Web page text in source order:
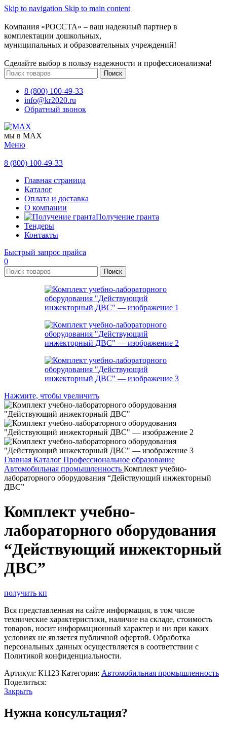
Skip to navigation Skip to main content
Компания «РОССТА» – ваш надежный партнер в
комплектации дошкольных,
муниципальных и образовательных учреждений!
Сделайте выбор в пользу надежности и профессионализма!
Поиск
8 (800) 100-49-33
info@kr2020.ru
Обратный звонок
мы в MAX
Меню
8 (800) 100-49-33
Главная страница
Каталог
Оплата и доставка
О компании
Получение гранта
Тендеры
Контакты
Быстрый запрос прайса
0
Поиск
Нажмите, чтобы увеличить
Главная Каталог Профессиональное образование
Автомобильная промышленность Комплект учебно-
лабораторного оборудования “Действующий инжекторный
ДВС”
Комплект учебно-
лабораторного оборудования
“Действующий инжекторный
ДВС”
получить кп
Вся представленная на сайте информация, в том числе
технические характеристики, наличие на складе, стоимость
товаров, носит информационный характер и ни при каких
условиях не является публичной офертой. Обработка
персональных данных осуществляется в соответствии с
Политикой конфиденциальности.
Артикул: К1123 Категория: Автомобильная промышленность
Поделиться:
Закрыть
Нужна консультация?